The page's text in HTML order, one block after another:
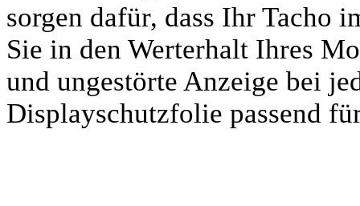
sorgen dafür, dass Ihr Tacho
Sie in den Werterhalt Ihres
und ungestörte Anzeige bei
Displayschutzfolie passend